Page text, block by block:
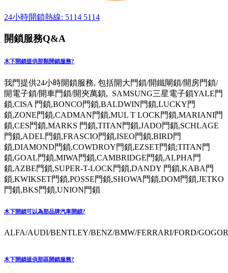
24小時開鎖熱線: 5114 5114
開鎖服務Q&A
木下開鎖提供那類開鎖服務?
我門提供24小時開鎖服務, 包括開大門鎖/開鐵閘鎖/開房門鎖/
開電子鎖/開車門鎖/開夾萬鎖, SAMSUNG三星電子鎖YALE門
鎖,CISA 門鎖,BONCO門鎖,BALDWIN門鎖,LUCKY門
鎖,ZONE門鎖,CADMAN門鎖,MUL T LOCK門鎖,MARIANI門
鎖,CES門鎖,MARKS 門鎖,TITAN門鎖,JADO門鎖,SCHLAGE
門鎖,ADEL門鎖,FRASCIO門鎖,ISEO門鎖,BIRD門
鎖,DIAMOND門鎖,COWDROY門鎖,EZSET門鎖;TITAN門
鎖,GOAL門鎖,MIWA門鎖,CAMBRIDGE門鎖,ALPHA門
鎖,AZBE門鎖,SUPER-T-LOCK門鎖,DANDY 門鎖,KABA門
鎖,KWIKSET門鎖,POSSE門鎖,SHOWA門鎖,DOM門鎖,JETKO
門鎖,BKS門鎖,UNION門鎖
木下開鎖可以為那品牌汽車開鎖?
ALFA/AUDI/BENTLEY/BENZ/BMW/FERRARI/FORD/
木下開鎖提供那區開鎖服務?